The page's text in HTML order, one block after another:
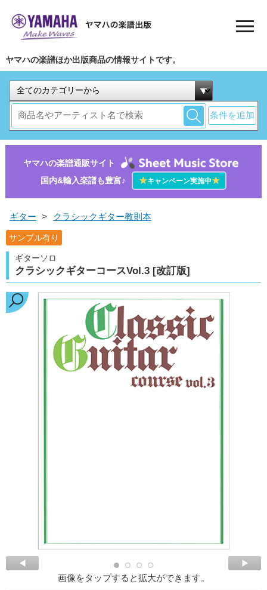
ヤマハの楽譜ほか出版商品の情報サイトです。
条件を追加
ヤマハの楽譜通販サイト
国内&輸入楽譜も豊富♪
★キャンペーン実施中★
ギター > クラシックギター教則本
サンプル有り
ギターソロ
クラシックギターコースVol.3 [改訂版]
画像をタップすると拡大ができます。